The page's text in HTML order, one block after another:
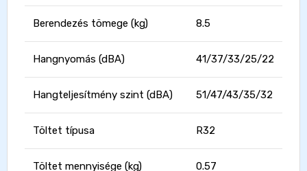
Berendezés tömege (kg) 8.5
Hangnyomás (dBA) 41/37/33/25/22
Hangteljesítmény szint (dBA) 51/47/43/35/32
Töltet típusa R32
Töltet mennyisége (kg) 0.57